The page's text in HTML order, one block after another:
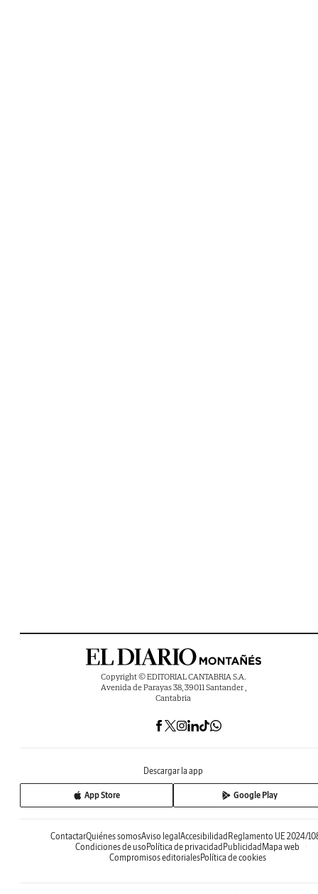
Copyright © EDITORIAL CANTABRIA S.A.
Avenida de Parayas 38, 39011 Santander ,
Cantabria
Descargar la app
App Store Google Play
ContactarQuiénes somosAviso legalAccesibilidadReglamento UE 2024/
Condiciones de usoPolítica de privacidadPublicidadMapa web
Compromisos editorialesPolítica de cookies